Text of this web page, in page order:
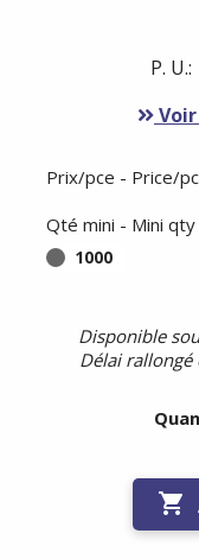
P. U.:
Prix/pce - Price/
Qté mini - Mini qty
1000
Disponible
Délai rallongé
